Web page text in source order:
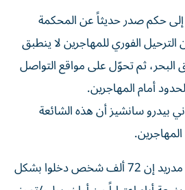
إلى حكم صدر حديثاً عن المحكمة
الترحيل الفوري للمهاجرين لا ينطبق
ثم تحوّل على مواقع التواصل
أمام المهاجرين.
بيدرو سانشيز أن هذه الشائعة
وقالت وزارة الداخلية في مدريد إن 72 ألف شخص دخلوا بشكل